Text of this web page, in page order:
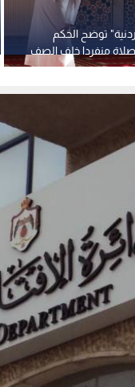
توضح الحكم
منفردا خلف الصف